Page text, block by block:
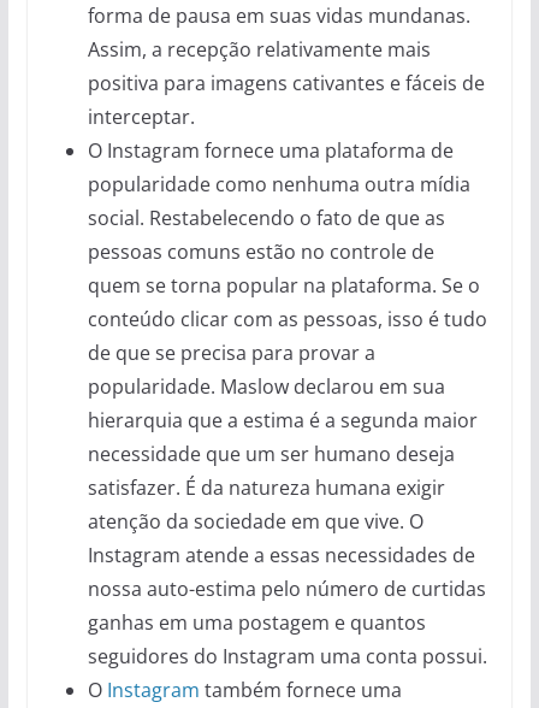
forma de pausa em suas vidas mundanas.
Assim, a recepção relativamente mais
positiva para imagens cativantes e fáceis de
interceptar.
O Instagram fornece uma plataforma de
popularidade como nenhuma outra mídia
social. Restabelecendo o fato de que as
pessoas comuns estão no controle de
quem se torna popular na plataforma. Se o
conteúdo clicar com as pessoas, isso é tudo
de que se precisa para provar a
popularidade. Maslow declarou em sua
hierarquia que a estima é a segunda maior
necessidade que um ser humano deseja
satisfazer. É da natureza humana exigir
atenção da sociedade em que vive. O
Instagram atende a essas necessidades de
nossa auto-estima pelo número de curtidas
ganhas em uma postagem e quantos
seguidores do Instagram uma conta possui.
O Instagram também fornece uma